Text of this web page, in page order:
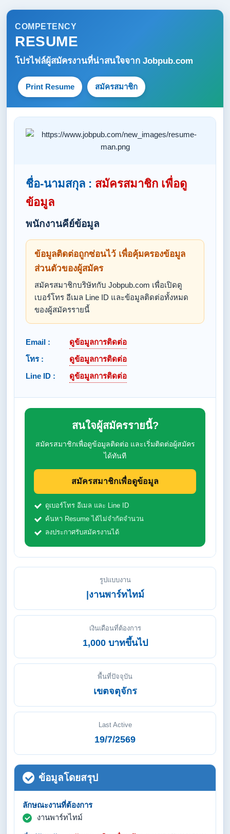
COMPETENCY
RESUME
โปรไฟล์ผู้สมัครงานที่น่าสนใจจาก Jobpub.com
Print Resume สมัครสมาชิก
ชื่อ-นามสกุล : สมัครสมาชิก เพื่อดู
ข้อมูล
พนักงานคีย์ข้อมูล
ข้อมูลติดต่อถูกซ่อนไว้ เพื่อคุ้มครองข้อมูล
ส่วนตัวของผู้สมัคร
สมัครสมาชิกบริษัทกับ Jobpub.com เพื่อเปิดดู
เบอร์โทร อีเมล Line ID และข้อมูลติดต่อทั้งหมด
ของผู้สมัครรายนี้
Email :
ดูข้อมูลการติดต่อ
โทร :
ดูข้อมูลการติดต่อ
Line ID :
ดูข้อมูลการติดต่อ
สนใจผู้สมัครรายนี้?
สมัครสมาชิกเพื่อดูข้อมูลติดต่อ และเริ่มติดต่อผู้สมัคร
ได้ทันที
สมัครสมาชิกเพื่อดูข้อมูล
ดูเบอร์โทร อีเมล และ Line ID
ค้นหา Resume ได้ไม่จำกัดจำนวน
ลงประกาศรับสมัครงานได้
รูปแบบงาน
|งานพาร์ทไทม์
เงินเดือนที่ต้องการ
1,000 บาทขึ้นไป
พื้นที่ปัจจุบัน
เขตจตุจักร
Last Active
19/7/2569
ข้อมูลโดยสรุป
ลักษณะงานที่ต้องการ
งานพาร์ทไทม์